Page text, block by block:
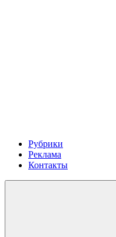
Рубрики
Реклама
Контакты